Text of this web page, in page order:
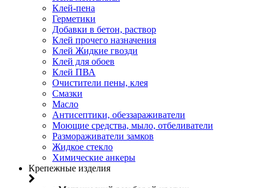
Клей-пена
Герметики
Добавки в бетон, раствор
Клей прочего назначения
Клей Жидкие гвозди
Клей для обоев
Клей ПВА
Очистители пены, клея
Смазки
Масло
Антисептики, обеззараживатели
Моющие средства, мыло, отбеливатели
Размораживатели замков
Жидкое стекло
Химические анкеры
Крепежные изделия